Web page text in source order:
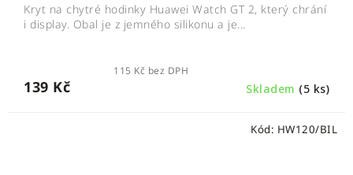
Skladem (5 ks)
115 Kč bez DPH
139 Kč
Kryt na chytré hodinky Huawei Watch GT 2, který chrání
i display. Obal je z jemného silikonu a je...
Kód: HW120/BIL